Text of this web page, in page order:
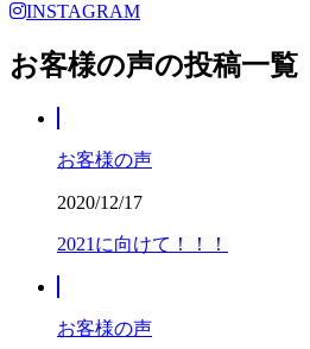
INSTAGRAM
お客様の声の投稿一覧
お客様の声
2020/12/17
2021に向けて！！！
お客様の声